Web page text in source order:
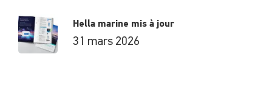
Hella marine mis à jour
31 mars 2026